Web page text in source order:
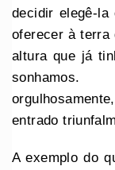
decidir elegê-la
oferecer à terra
altura que já
sonhamos.
entrado
A exemplo do